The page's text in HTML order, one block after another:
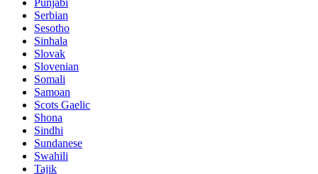
Punjabi
Serbian
Sesotho
Sinhala
Slovak
Slovenian
Somali
Samoan
Scots Gaelic
Shona
Sindhi
Sundanese
Swahili
Tajik